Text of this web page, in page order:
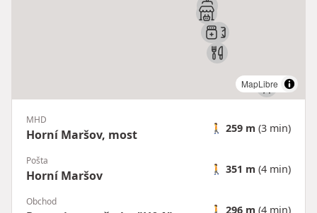
© OpenStreetMap contributors
MHD
Horní Maršov, most 🚶 259 m (3 min)
Pošta
Horní Maršov 🚶 351 m (4 min)
Obchod
🚶 296 m (4 min)